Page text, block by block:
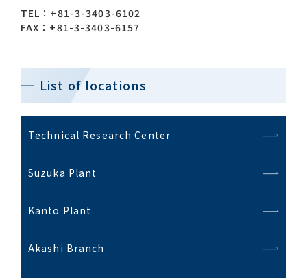
#Company overview
#Global network
#Diversity & Inclusion
TEL：+81-3-3403-6102
FAX：+81-3-3403-6157
List of locations
Technical Research Center
Suzuka Plant
Kanto Plant
Akashi Branch